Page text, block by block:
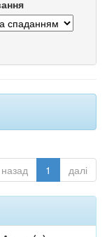
назад 1 далі